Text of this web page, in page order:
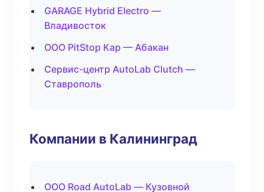
GARAGE Hybrid Electro —
Владивосток
ООО PitStop Кар — Абакан
Сервис-центр AutoLab Clutch —
Ставрополь
Компании в Калининград
ООО Road AutoLab — Кузовной